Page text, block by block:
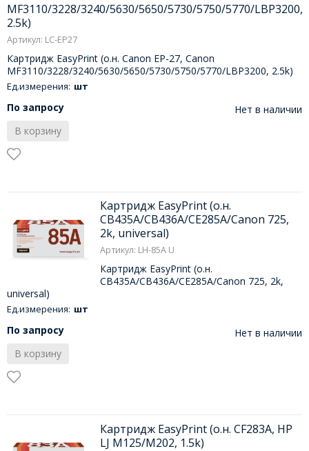
MF3110/3228/3240/5630/5650/5730/5750/5770/LBP3200,
2.5k)
Артикул: LC-EP27
Картридж EasyPrint (о.н. Canon EP-27, Canon
MF3110/3228/3240/5630/5650/5730/5750/5770/LBP3200, 2.5k)
Ед.измерения: шт
По запросу
Нет в наличии
В корзину
Картридж EasyPrint (о.н.
CB435A/CB436A/CE285A/Canon 725,
2k, universal)
Артикул: LH-85A U
Картридж EasyPrint (о.н.
CB435A/CB436A/CE285A/Canon 725, 2k,
universal)
Ед.измерения: шт
По запросу
Нет в наличии
В корзину
Картридж EasyPrint (о.н. CF283A, HP
LJ M125/M202, 1.5k)